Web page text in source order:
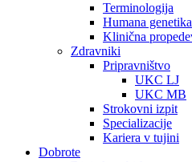
Terminologija
Humana genetika
Klinična
Zdravniki
Pripravništvo
UKC LJ
UKC MB
Strokovni izpit
Specializacije
Kariera v tujini
Dobrote